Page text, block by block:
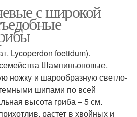
с широкой
Lycoperdon foetidum).
Шампиньоновые.
ножку и шарообразную светло-
шипами по всей
высота гриба – 5 см.
растет в хвойных и